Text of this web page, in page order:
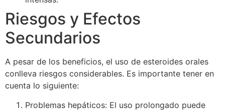
Riesgos y Efectos
Secundarios
A pesar de los beneficios, el uso de esteroides orales
conlleva riesgos considerables. Es importante tener en
cuenta lo siguiente:
Problemas hepáticos: El uso prolongado puede